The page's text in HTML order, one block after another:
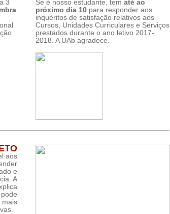
3
Se é nosso estudante, tem até ao
próximo dia 10 para responder aos
inquéritos de satisfação relativos aos
Cursos, Unidades Curriculares e Serviços
prestados durante o ano letivo 2017-
2018. A UAb agradece.
aos
e
A
mais